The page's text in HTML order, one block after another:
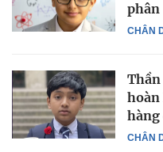
CHÂN
phân
CHÂN
hoàn
hàng